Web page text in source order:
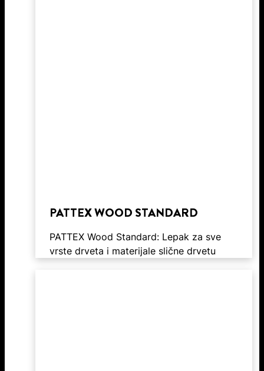
PATTEX WOOD STANDARD
PATTEX Wood Standard: Lepak za sve
vrste drveta i materijale slične drvetu